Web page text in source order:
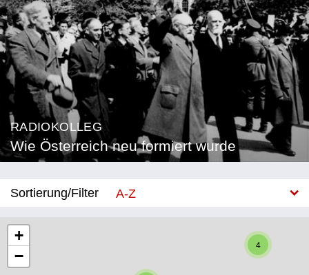
RADIOKOLLEG
Wie Österreich neu formiert wurde
Sortierung/Filter
A-Z
4
+
−